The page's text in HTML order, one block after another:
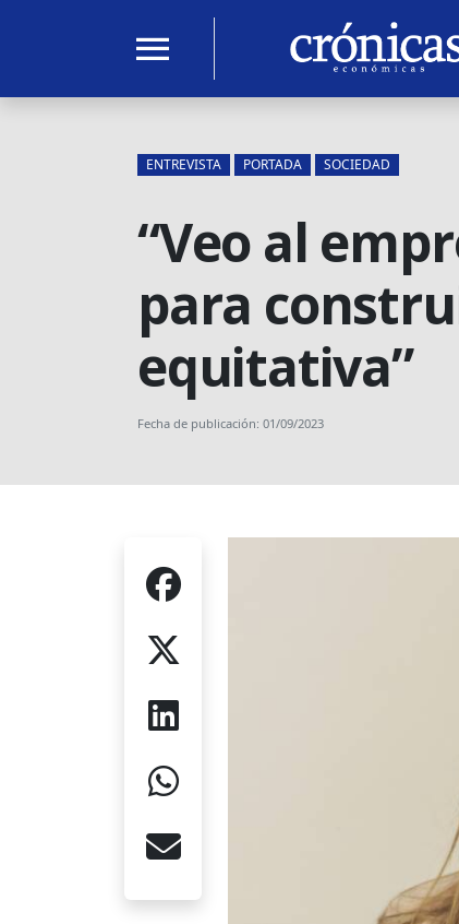
menu
ENTREVISTA PORTADA SOCIEDAD
“Veo al
para
equitativa”
Fecha de publicación: 01/09/2023